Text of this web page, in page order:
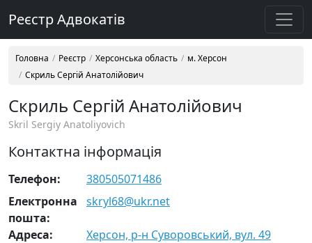
Реєстр Адвокатів
Головна Реєстр Херсонська область
м. Херсон
Скриль Сергій Анатолійович
Скриль Сергій Анатолійович
Skril Sergiy Anatoliyovich
Контактна інформація
Телефон:
380505071486
Електронна
пошта:
skryl68@ukr.net
Адреса:
Херсон, р-н Суворовський, вул. 49